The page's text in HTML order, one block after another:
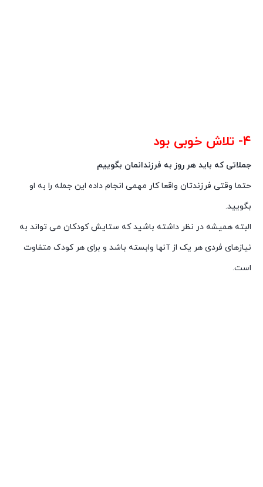
۴- تلاش خوبی بود
جملاتی که باید هر روز به فرزندانمان بگوییم
حتما وقتی فرزندتان واقعا کار مهمی انجام داده این جمله را به او
بگویید.
البته همیشه در نظر داشته باشید که ستایش کودکان می تواند به
نیازهای فردی هر یک از آنها وابسته باشد و برای هر کودک متفاوت
است.